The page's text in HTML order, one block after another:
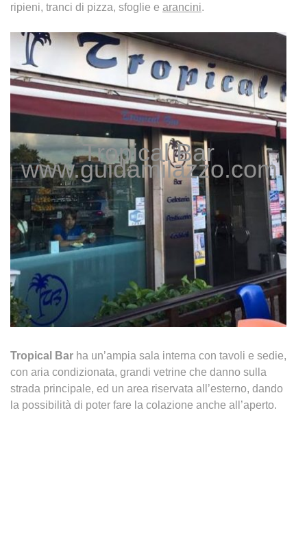
ripieni, tranci di pizza, sfoglie e arancini.
Tropical Bar
www.guidamilazzo.com
Tropical Bar ha un’ampia sala interna con tavoli e sedie,
con aria condizionata, grandi vetrine che danno sulla
strada principale, ed un area riservata all’esterno, dando
la possibilità di poter fare la colazione anche all’aperto.